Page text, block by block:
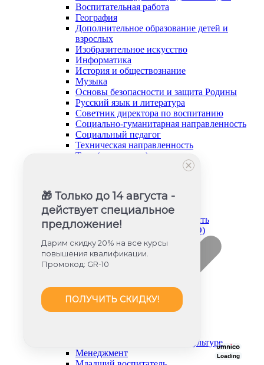
Воспитательная работа
География
Дополнительное образование детей и
взрослых
Изобразительное искусство
Информатика
История и обществознание
Музыка
Основы безопасности и защита Родины
Русский язык и литература
Советник директора по воспитанию
Социально-гуманитарная направленность
Социальный педагог
Техническая направленность
Труд (технология)
Физическое воспитание
Химия
Художественная направленность
Дошкольное образование (ФГОС ДО)
Инструктор по физической культуре
Менеджмент
Loading
🎁 Только до 14 августа -
действует специальное
предложение!
Дарим скидку 20% на все курсы
повышения квалификации.
Промокод: GR-10
ПОЛУЧИТЬ СКИДКУ!